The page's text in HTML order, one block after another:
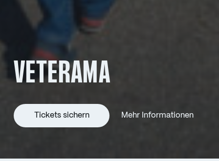
VETERAMA
Tickets sichern Mehr Informationen